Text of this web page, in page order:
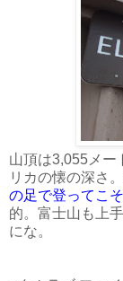
山頂は3,055メー
リカの懐の深さ
の足で登ってこ
的。富士山も上
にな。